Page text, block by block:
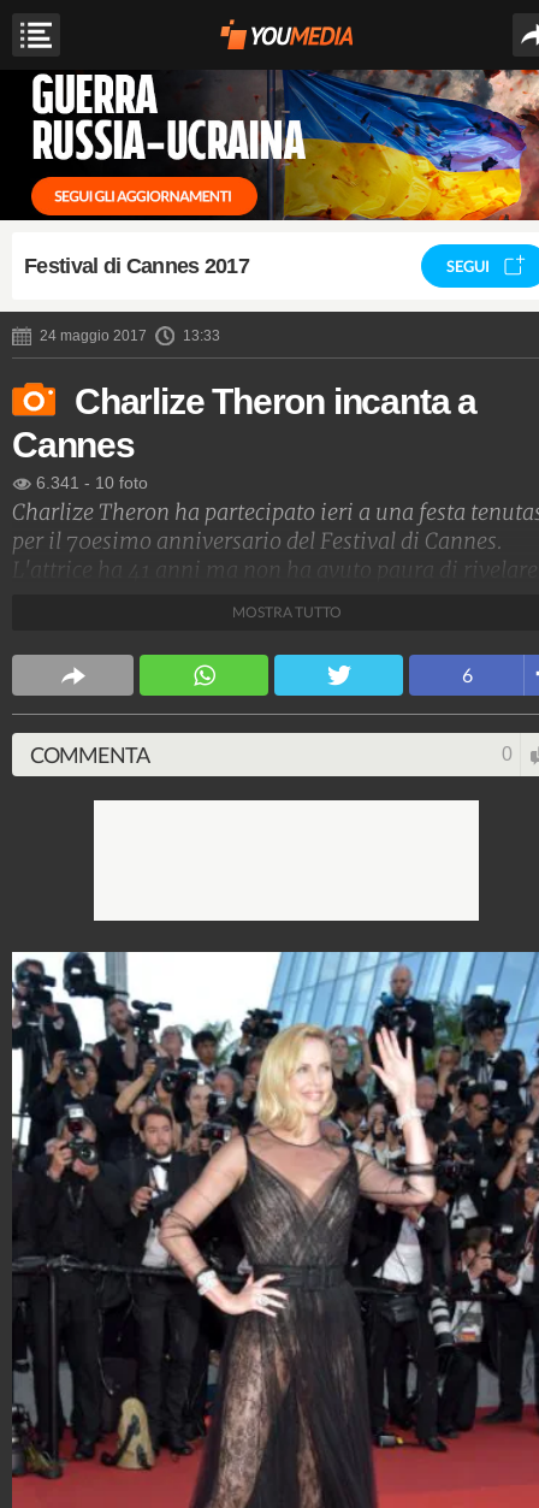
Festival di Cannes 2017 SEGUI
24 maggio 2017 13:33
Charlize Theron incanta a
Cannes
6.341 - 10 foto
Charlize Theron ha partecipato ieri a una festa
per il 70esimo anniversario del Festival di Cannes.
L'attrice ha 41 anni ma non ha avuto paura di
Stile e trend
MOSTRA TUTTO
6
COMMENTA 0